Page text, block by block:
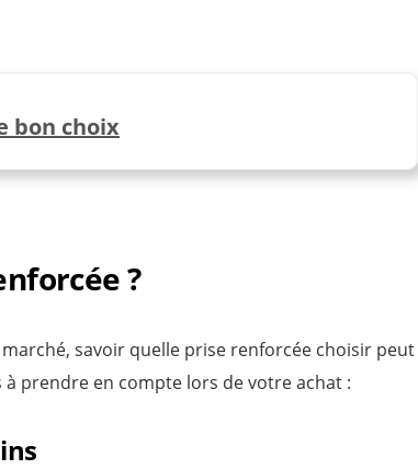
bon choix
?
savoir quelle prise renforcée choisir peut
prendre en compte lors de votre achat :